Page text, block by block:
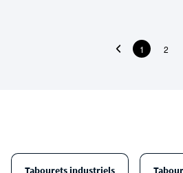
1 2
Tabourets industriels